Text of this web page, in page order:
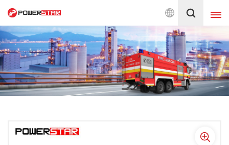
Berkomitmen pada Layanan Truk Pemadam Kebakaran
Indonesia
English français
Deutsch русский
português